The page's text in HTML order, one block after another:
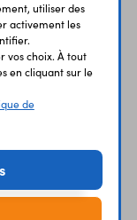
LIVRAISON
RAPIDE
utiliser des
activement les
vos choix. À tout
en cliquant sur le
de